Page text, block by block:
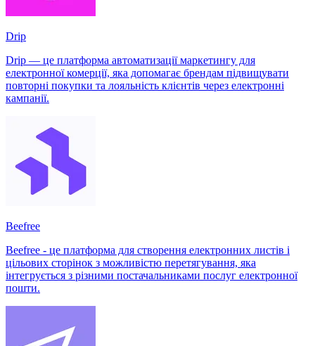
Drip
Drip — це платформа автоматизації маркетингу для
електронної комерції, яка допомагає брендам підвищувати
повторні покупки та лояльність клієнтів через електронні
кампанії.
Beefree
Beefree - це платформа для створення електронних листів і
цільових сторінок з можливістю перетягування, яка
інтегрується з різними постачальниками послуг електронної
пошти.